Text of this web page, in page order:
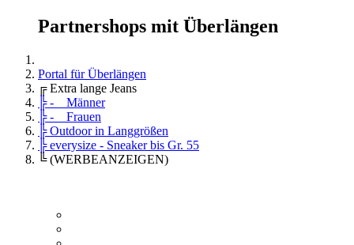
Partnershops mit Überlängen
Portal für Überlängen
╔ Extra lange Jeans
╠ - Männer
╠ - Frauen
╠ Outdoor in Langgrößen
╠ everysize - Sneaker bis Gr. 55
╚ (WERBEANZEIGEN)